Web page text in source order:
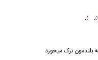
♫ ♫
ترک میخورد